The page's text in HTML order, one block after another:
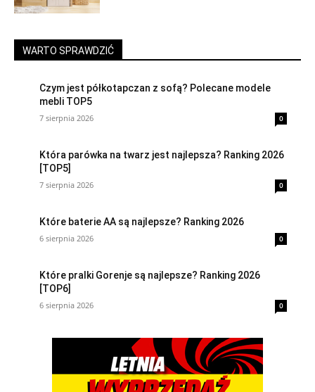
WARTO SPRAWDZIĆ
Czym jest półkotapczan z sofą? Polecane modele
mebli TOP5
7 sierpnia 2026 0
Która parówka na twarz jest najlepsza? Ranking 2026
[TOP5]
7 sierpnia 2026 0
Które baterie AA są najlepsze? Ranking 2026
6 sierpnia 2026 0
Które pralki Gorenje są najlepsze? Ranking 2026
[TOP6]
6 sierpnia 2026 0